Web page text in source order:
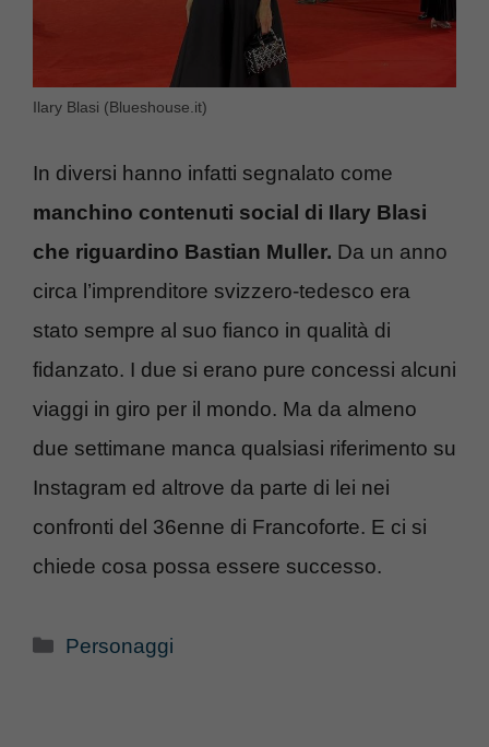
Ilary Blasi (Blueshouse.it)
In diversi hanno infatti segnalato come
manchino contenuti social di Ilary Blasi
che riguardino Bastian Muller. Da un anno
circa l’imprenditore svizzero-tedesco era
stato sempre al suo fianco in qualità di
fidanzato. I due si erano pure concessi alcuni
viaggi in giro per il mondo. Ma da almeno
due settimane manca qualsiasi riferimento su
Instagram ed altrove da parte di lei nei
confronti del 36enne di Francoforte. E ci si
chiede cosa possa essere successo.
Categorie
Personaggi